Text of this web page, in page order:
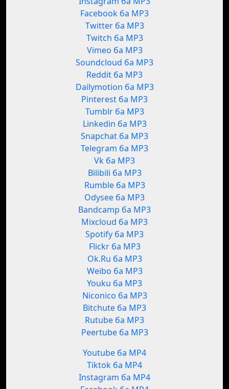
Facebook ба MP3
Twitter ба MP3
Twitch ба MP3
Vimeo ба MP3
Soundcloud ба MP3
Reddit ба MP3
Dailymotion ба MP3
Pinterest ба MP3
Tumblr ба MP3
Linkedin ба MP3
Snapchat ба MP3
Telegram ба MP3
Vk ба MP3
Bilibili ба MP3
Rumble ба MP3
Odysee ба MP3
Bandcamp ба MP3
Mixcloud ба MP3
Spotify ба MP3
Flickr ба MP3
Ok.Ru ба MP3
Weibo ба MP3
Youku ба MP3
Niconico ба MP3
Bitchute ба MP3
Rutube ба MP3
Peertube ба MP3
Youtube ба MP4
Tiktok ба MP4
Instagram ба MP4